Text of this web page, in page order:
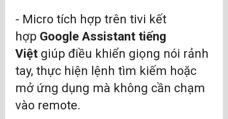
- Micro tích hợp trên tivi kết
hợp Google Assistant tiếng
Việt giúp điều khiển giọng nói rảnh
tay, thực hiện lệnh tìm kiếm hoặc
mở ứng dụng mà không cần chạm
vào remote.